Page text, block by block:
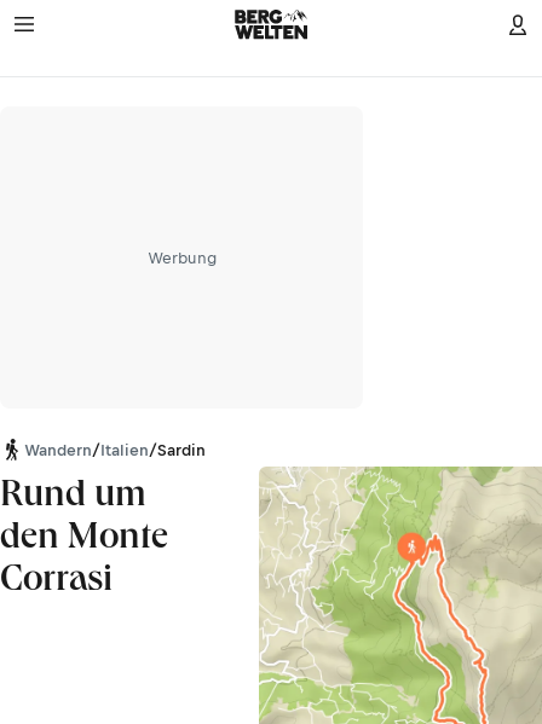
Werbung
Wandern/Italien/Sardinien
Rund um
den Monte
Corrasi